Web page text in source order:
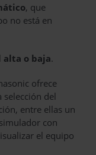
, que
no está en
alta o baja.
ofrece
del
entre ellas un
con
el equipo